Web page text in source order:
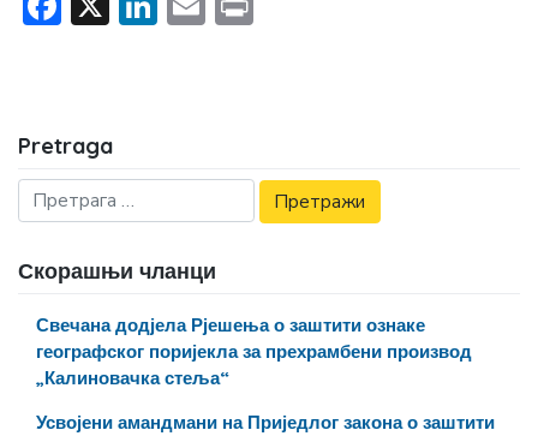
Pretraga
Скорашњи чланци
Свечана додјела Рјешења о заштити ознаке
географског поријекла за прехрамбени производ
„Калиновачка стеља“
Усвојени амандмани на Приједлог закона о заштити